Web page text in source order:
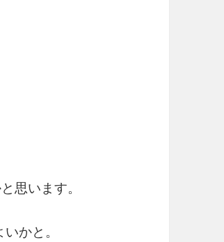
思います。
かと。